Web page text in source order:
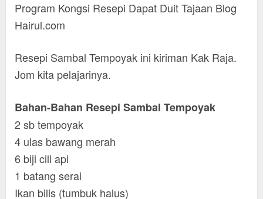
Program Kongsi Resepi Dapat Duit Tajaan Blog
Hairul.com
Resepi Sambal Tempoyak ini kiriman Kak Raja.
Jom kita pelajarinya.
Bahan-Bahan Resepi Sambal Tempoyak
2 sb tempoyak
4 ulas bawang merah
6 biji cili api
1 batang serai
Ikan bilis (tumbuk halus)